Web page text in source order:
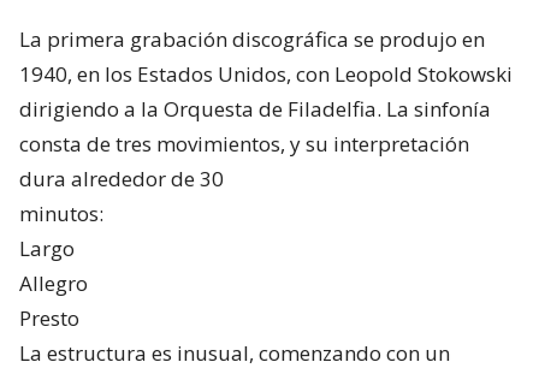
La primera grabación discográfica se produjo en
1940, en los Estados Unidos, con Leopold Stokowski
dirigiendo a la Orquesta de Filadelfia. La sinfonía
consta de tres movimientos, y su interpretación
dura alrededor de 30
minutos:
Largo
Allegro
Presto
La estructura es inusual, comenzando con un